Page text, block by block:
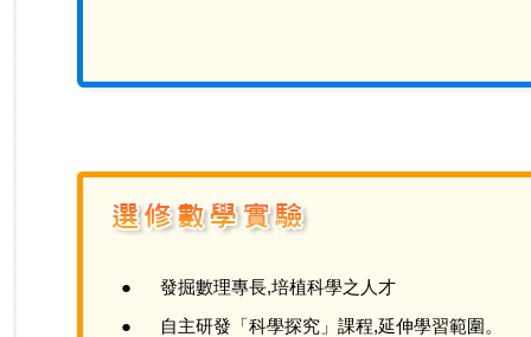
● 發掘數理專長,培植科學之人才
●
自主研發「科學探究」課程,延伸學習範圍。